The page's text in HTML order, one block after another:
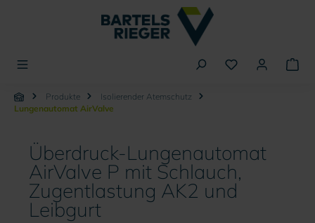
Produkte
Isolierender Atemschutz
Lungenautomat AirValve
Überdruck-Lungenautomat
AirValve P mit Schlauch,
Zugentlastung AK2 und
Leibgurt